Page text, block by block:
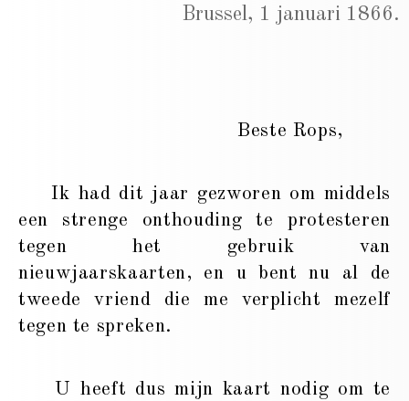
Brussel, 1 januari 1866.
Beste Rops,
Ik had dit jaar gezworen om middels
een strenge onthouding te protesteren
tegen het gebruik van
nieuwjaarskaarten, en u bent nu al de
tweede vriend die me verplicht mezelf
tegen te spreken.
U heeft dus mijn kaart nodig om te